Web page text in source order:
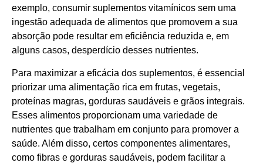
exemplo, consumir suplementos vitamínicos sem uma
ingestão adequada de alimentos que promovem a sua
absorção pode resultar em eficiência reduzida e, em
alguns casos, desperdício desses nutrientes.
Para maximizar a eficácia dos suplementos, é essencial
priorizar uma alimentação rica em frutas, vegetais,
proteínas magras, gorduras saudáveis e grãos integrais.
Esses alimentos proporcionam uma variedade de
nutrientes que trabalham em conjunto para promover a
saúde. Além disso, certos componentes alimentares,
como fibras e gorduras saudáveis, podem facilitar a